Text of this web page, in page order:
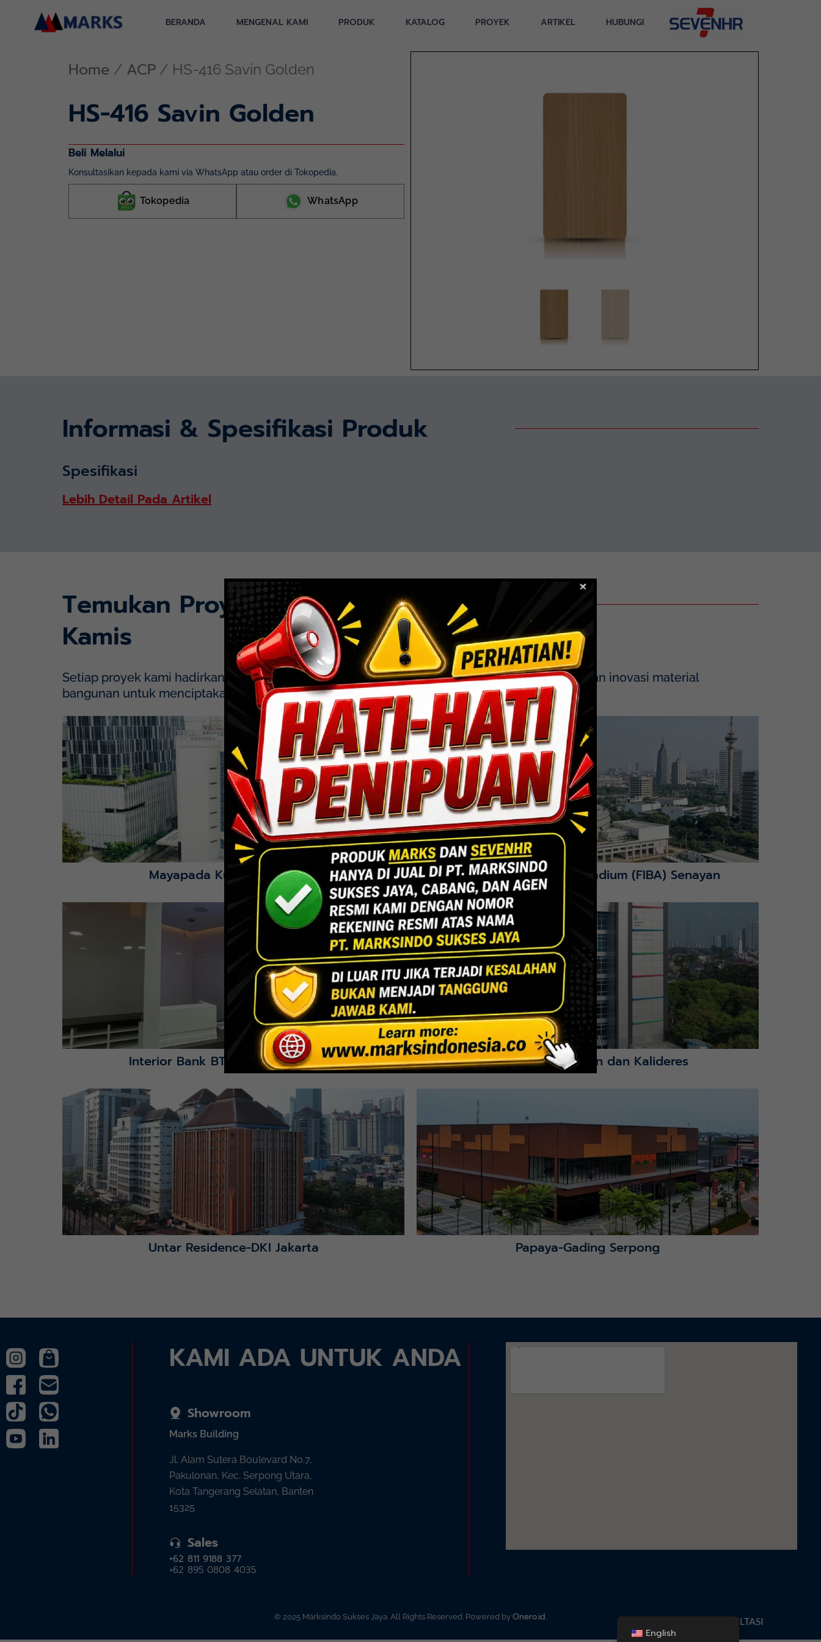
BERANDA MENGENAL KAMI PRODUK KATALOG PROYEK ARTIKEL HUBUNGI
Home / ACP / HS-416 Savin Golden
HS-416 Savin Golden
Beli Melalui
Konsultasikan kepada kami via WhatsApp atau order di Tokopedia.
Tokopedia WhatsApp
Informasi & Spesifikasi Produk
Spesifikasi
Lebih Detail Pada Artikel
Temukan Proyek
Kamis
Setiap proyek kami hadirkan dengan presisi, efisiensi, dan sentuhan estetika. Mengintegrasikan inovasi material
bangunan untuk menciptakan solusi yang fungsional dan berdaya tahan tinggi.
Mayapada Hospital Kuningan (MHKN), Kuningan, Jakarta Selatan.
Lihat Detail Proyek
Mayapada Kuningan Jakarta
Lihat Detail Proyek
Indoor Multifunction Stadium (FIBA) Senayan
Interior Bank BTN Jatimurni, Bekasi
Lihat Detail Proyek
UPPPD-Kembangan dan Kalideres
Lihat Detail Proyek
Untar Residence-DKI Jakarta
Lihat Detail Proyek
Papaya-Gading Serpong
KONSULTASI
KAMI ADA UNTUK ANDA
Showroom
Marks Building
Jl. Alam Sutera Boulevard No.7,
Pakulonan, Kec. Serpong Utara,
Kota Tangerang Selatan, Banten
15325
Sales
+62 811 9188 377
+62 895 0808 4035
© 2025 Marksindo Sukses Jaya. All Rights Reserved. Powered by Onero.id
English